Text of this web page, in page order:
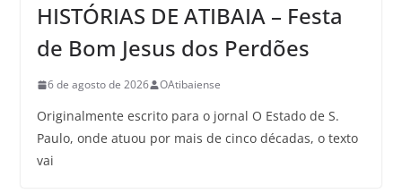
HISTÓRIAS DE ATIBAIA – Festa
de Bom Jesus dos Perdões
6 de agosto de 2026 OAtibaiense
Originalmente escrito para o jornal O Estado de S.
Paulo, onde atuou por mais de cinco décadas, o texto
vai